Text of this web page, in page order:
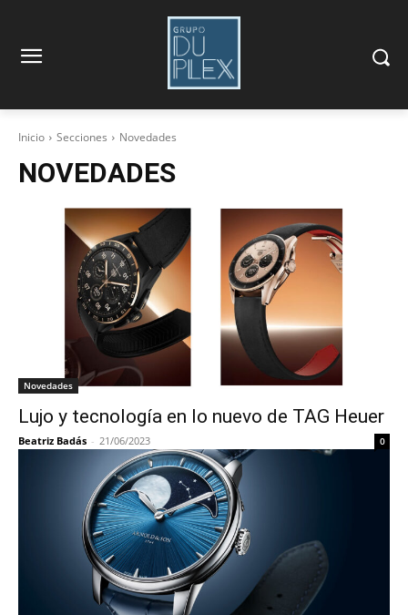
Inicio Secciones Novedades
NOVEDADES
Novedades
Lujo y tecnología en lo nuevo de TAG Heuer
Beatriz Badás - 21/06/2023 0